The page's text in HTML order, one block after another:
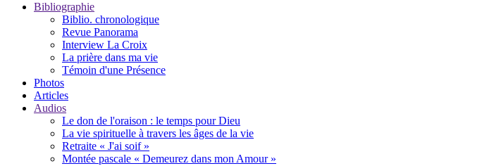
Bibliographie
Biblio. chronologique
Revue Panorama
Interview La Croix
La prière dans ma vie
Témoin d'une Présence
Photos
Articles
Audios
Le don de l'oraison : le temps pour Dieu
La vie spirituelle à travers les âges de la vie
Retraite « J'ai soif »
Montée pascale « Demeurez dans mon Amour »